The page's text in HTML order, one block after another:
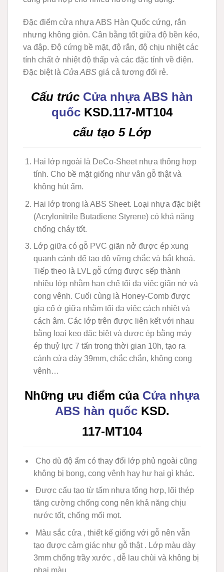
Đặc điểm cửa nhựa ABS Hàn Quốc cứng, rắn
nhưng không giòn. Cân bằng tốt giữa độ bền kéo,
va đập. Độ cứng bề mặt, độ rắn, độ chịu nhiệt các
tính chất ở nhiệt độ thấp và các đặc tính về điện.
Đặc biệt là Cửa ABS giá cả tương đối rẻ.
Cấu trúc Cửa nhựa ABS hàn
quốc KSD.117-MT104
cấu tạo 5 Lớp
Hai lớp ngoài là DeCo-Sheet nhựa thông hợp
tính. Cho bề mặt giống như vân gỗ thật và
không hút ẩm.
Hai lớp trong là ABS Sheet. Loại nhựa đặc biệt
(Acrylonitrile Butadiene Styrene) có khả năng
chống cháy tốt.
Lớp giữa có gỗ PVC giãn nở được ép xung
quanh cánh để tạo độ vững chắc và bắt khoá.
Tiếp theo là LVL gỗ cứng được sếp thành
nhiều lớp nhằm hạn chế tối đa việc giãn nở và
cong vênh. Cuối cùng là Honey-Comb được
gia cố ở giữa nhằm tối đa việc cách nhiệt và
cách âm. Các lớp trên được liên kết với nhau
bằng loại keo đặc biệt và được ép bằng máy
ép thuỷ lực 7 tấn trong thời gian 10h, tạo ra
cánh cửa dày 39mm, chắc chắn, không cong
vênh…
Những ưu điểm của Cửa nhựa
ABS hàn quốcKSD.
117-MT104
Cho dù độ ẩm có thay đổi lớp phủ ngoài cũng
không bị bong, cong vênh hay hư hại gì khác.
Được cấu tạo từ tấm nhựa tổng hợp, lõi thép
tăng cường chống cong nên khả năng chịu
nước tốt, chống mối mọt.
Màu sắc cửa , thiết kế giống với gỗ nên vẫn
tạo được cảm giác như gỗ thật . Lớp màu dày
3mm chống trầy xước , dễ lau chùi và không bị
phai màu .